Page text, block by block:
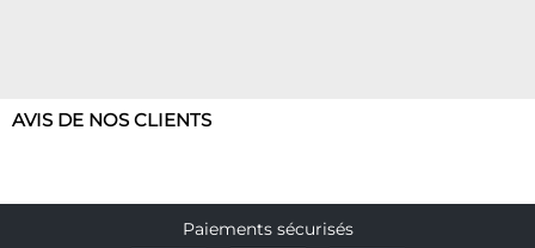
AVIS DE NOS CLIENTS
Paiements sécurisés